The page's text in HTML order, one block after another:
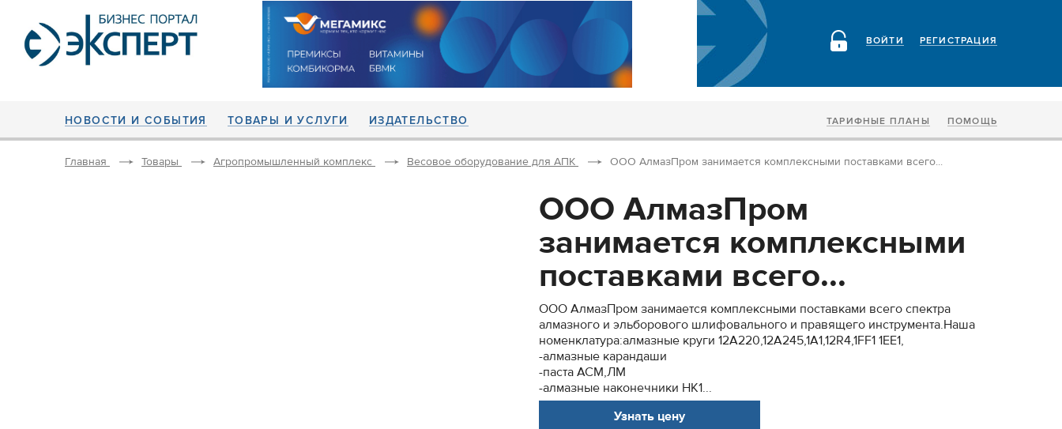
РЕГИСТРАЦИЯ
ВОЙТИ
НОВОСТИ И СОБЫТИЯ ТОВАРЫ И УСЛУГИ ИЗДАТЕЛЬСТВО ТАРИФНЫЕ ПЛАНЫ ПОМОЩЬ
Главная Товары Агропромышленный комплекс Весовое оборудование для АПК ООО АлмазПром занимается комплексными поставками всего...
ООО АлмазПром
занимается комплексными
поставками всего...
ООО АлмазПром занимается комплексными поставками всего спектра
алмазного и эльборового шлифовального и правящего инструмента.Наша
номенклатура:алмазные круги 12А220,12А245,1А1,12R4,1FF1 1EE1,
-алмазные карандаши
-паста АСМ,ЛМ
-алмазные наконечники НК1...
Узнать цену